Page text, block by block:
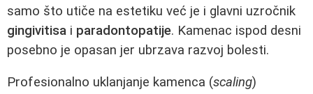
samo što utiče na estetiku već je i glavni uzročnik
gingivitisa i paradontopatije. Kamenac ispod desni
posebno je opasan jer ubrzava razvoj bolesti.
Profesionalno uklanjanje kamenca (scaling)